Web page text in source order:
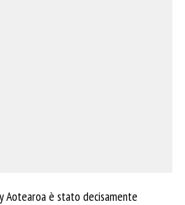
Aotearoa è stato decisamente